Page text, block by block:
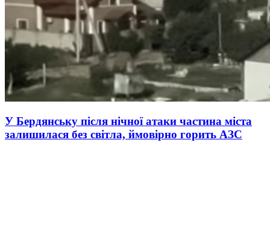
У Бердянську після нічної атаки частина міста
залишилася без світла, ймовірно горить АЗС